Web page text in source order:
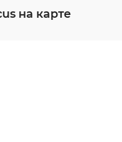
на карте